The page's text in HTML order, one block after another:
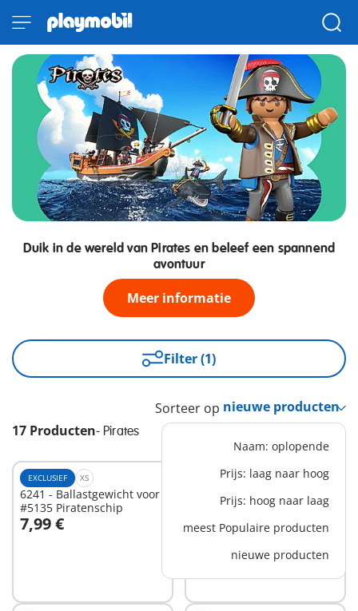
Duik in de wereld van Pirates en beleef een spannend
avontuur
Meer informatie
Filter (1)
17 Producten- Pirates
Sorteer op
Naam: oplopende
Prijs: laag naar hoog
Prijs: hoog naar laag
meest Populaire producten
nieuwe producten
EXCLUSIEF XS
6241 - Ballastgewicht voor
#5135 Piratenschip
7,99 €
EXCLUSIEF XL
70631 - PLAYMOBIL -
Funpark XXL Rico
59,99 € -25%
44,99 €
In winkelwagen